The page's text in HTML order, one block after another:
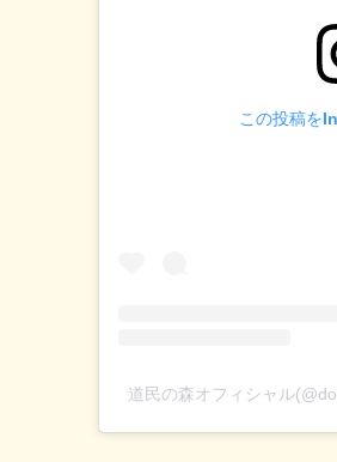
この投稿を
道民の森オフィシャル